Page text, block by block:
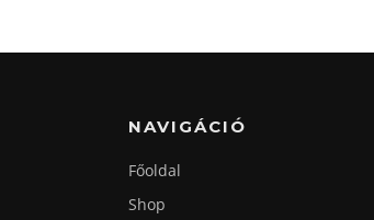
NAVIGÁCIÓ
Főoldal
Shop